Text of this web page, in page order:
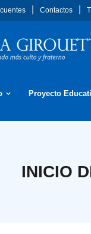
Contactos
Proyecto
INICIO